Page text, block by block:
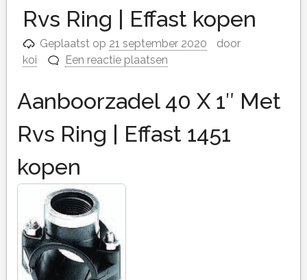
Rvs Ring | Effast kopen
Geplaatst op 21 september 2020
door
koi
Een reactie plaatsen
Aanboorzadel 40 X 1″ Met
Rvs Ring | Effast 1451
kopen